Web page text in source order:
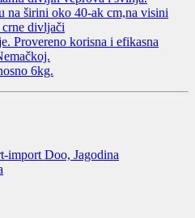
na širini oko 40-ak cm,na visini
crne divljači
Provereno korisna i efikasna
6kg.
import Doo, Jagodina